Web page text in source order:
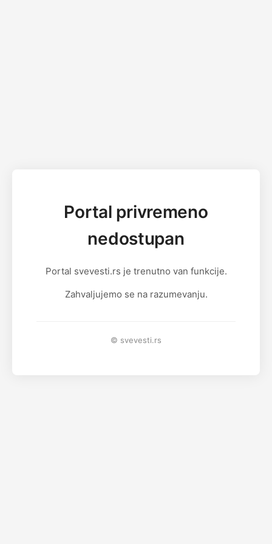
Portal privremeno
nedostupan
Portal svevesti.rs je trenutno van funkcije.
Zahvaljujemo se na razumevanju.
© svevesti.rs